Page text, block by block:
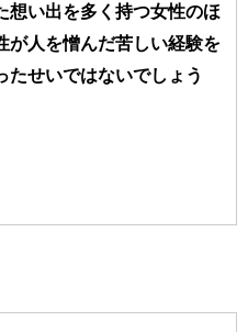
想い出を多く持つ女性のほ
が人を憎んだ苦しい経験を
たせいではないでしょう